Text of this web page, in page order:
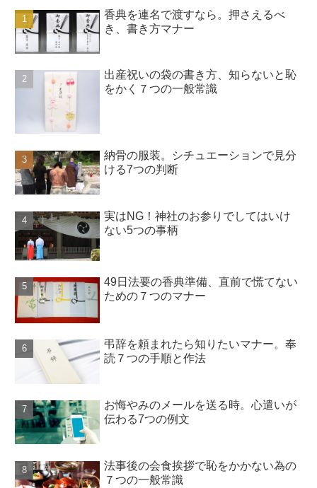
香典を連名で渡すなら。押さえるべ
き、書き方マナー
出産祝いの袋の書き方、知らないと恥
をかく７つの一般常識
納骨の服装。シチュエーションで見分
ける7つの判断
実はNG！神社のお参りでしてはいけ
ない5つの事柄
49日法要の香典準備、直前で慌てない
ための７つのマナー
弔辞を頼まれたら知りたいマナー。奉
読７つの手順と作法
お悔やみのメールを送る時。心遣いが
伝わる7つの例文
法事後の会食挨拶で恥をかかない為の
７つの一般常識